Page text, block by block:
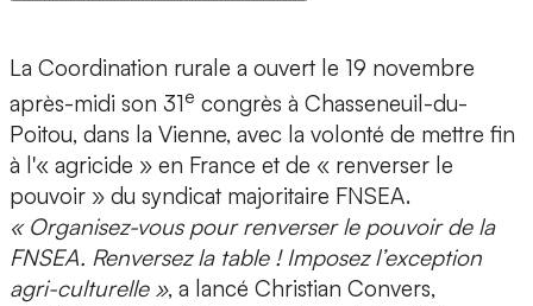
La Coordination rurale a ouvert le 19 novembre
après-midi son 31e congrès à Chasseneuil-du-
Poitou, dans la Vienne, avec la volonté de mettre fin
à l'« agricide » en France et de « renverser le
pouvoir » du syndicat majoritaire FNSEA.
« Organisez-vous pour renverser le pouvoir de la
FNSEA. Renversez la table ! Imposez l’exception
agri-culturelle », a lancé Christian Convers,